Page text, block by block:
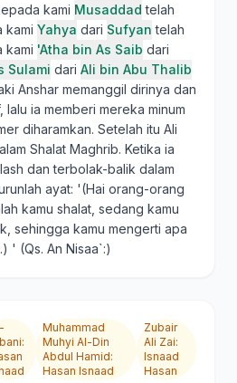
kami Musaddad telah
kami Yahya dari Sufyan telah
kami 'Atha bin As Saib dari
Sulami dari Ali bin Abu Thalib
Anshar memanggil dirinya dan
lalu ia memberi mereka minum
diharamkan. Setelah itu Ali
Shalat Maghrib. Ketika ia
dan terbolak-balik dalam
ayat: '(Hai orang-orang
kamu shalat, sedang kamu
sehingga kamu mengerti apa
' (Qs. An Nisaa`:)
:
Muhammad
Muhyi Al-Din
Abdul Hamid:
Hasan Isnaad
Zubair
Ali Zai:
Isnaad
Hasan